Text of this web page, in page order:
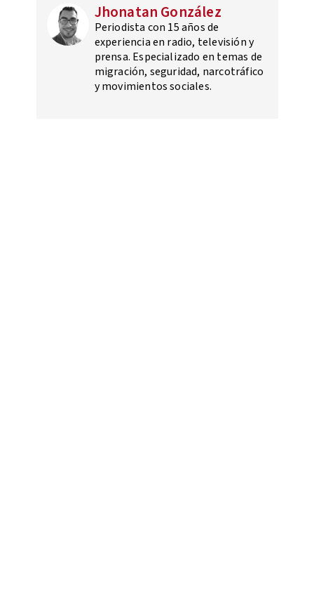
Jhonatan González
Periodista con 15 años de
experiencia en radio, televisión y
prensa. Especializado en temas de
migración, seguridad, narcotráfico
y movimientos sociales.